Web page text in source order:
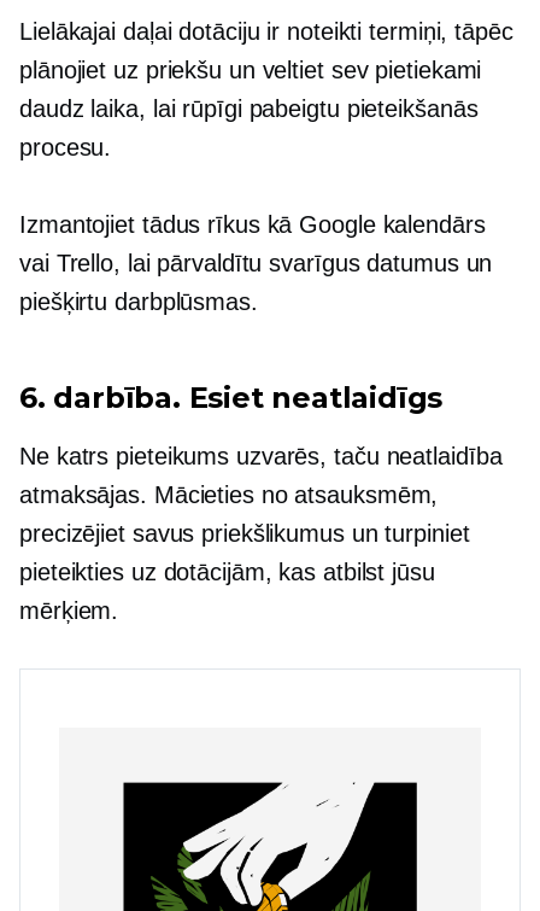
Lielākajai daļai dotāciju ir noteikti termiņi, tāpēc
plānojiet uz priekšu un veltiet sev pietiekami
daudz laika, lai rūpīgi pabeigtu pieteikšanās
procesu.
Izmantojiet tādus rīkus kā Google kalendārs
vai Trello, lai pārvaldītu svarīgus datumus un
piešķirtu darbplūsmas.
6. darbība. Esiet neatlaidīgs
Ne katrs pieteikums uzvarēs, taču neatlaidība
atmaksājas. Mācieties no atsauksmēm,
precizējiet savus priekšlikumus un turpiniet
pieteikties uz dotācijām, kas atbilst jūsu
mērķiem.